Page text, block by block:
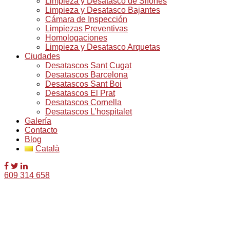
Limpieza y Desatasco Bajantes
Cámara de Inspección
Limpiezas Preventivas
Homologaciones
Limpieza y Desatasco Arquetas
Ciudades
Desatascos Sant Cugat
Desatascos Barcelona
Desatascos Sant Boi
Desatascos El Prat
Desatascos Cornella
Desatascos L’hospitalet
Galería
Contacto
Blog
Català
609 314 658